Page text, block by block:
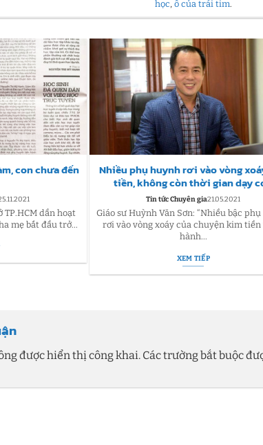
học, ô của trái tim.
con chưa đến
TP.HCM dần hoạt
mẹ bắt đầu trở...
Nhiều phụ huynh rơi vào vòng
tiền, không còn thời gian dạy
Tin tức Chuyên gia21.05.2021
Giáo sư Huỳnh Văn Sơn: “Nhiều bậc
rơi vào vòng xoáy của chuyện kim tiền
hành...
XEM TIẾP
được hiển thị công khai. Các trường bắt buộc